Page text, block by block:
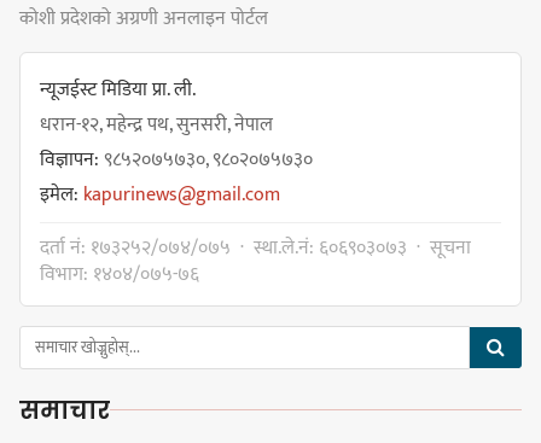
कार्यवाहक प्रमुख बेघालाई अश्लील शब्द
नगरसभा रोकियो
प्रदेश अधिकार विहीन भएकोले सरकार
फेरबदल गर्न दलहरूलाई अस्थिरताको
सङ्खुवासभामा सिलिचोङ स्वास्थ्य
कोशी प्रदेशको अग्रणी अनलाइन पोर्टल
न्यूजईस्ट मिडिया प्रा. ली.
धरान-१२, महेन्द्र पथ, सुनसरी, नेपाल
विज्ञापन:९८५२०७५७३०, ९८०२०७५७३०
इमेल: kapurinews@gmail.com
दर्ता नं: १७३२५२/०७४/०७५ · स्था.ले.नं: ६०६९०३०७३ · सूचना
विभाग: १४०४/०७५-७६
समाचार